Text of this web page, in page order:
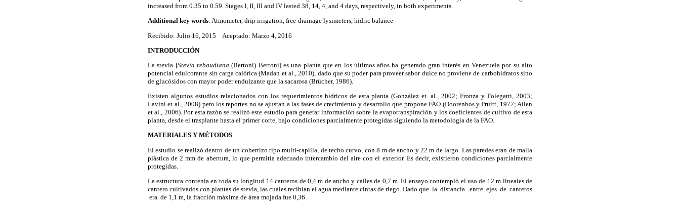
increased from 0.35 to 0.59. Stages I, II, III and IV lasted 38, 14, 4, and 4 days, respectively, in both experiments.
Additional key words: Atmometer, drip irrigation, free-drainage lysimeters, hidric balance
Recibido: Julio 16, 2015 Aceptado: Marzo 4, 2016
INTRODUCCIÓN
La stevia [Stevia rebaudiana (Bertoni) Bertoni] es una planta que en los últimos años ha generado gran interés en Venezuela por su alto
potencial edulcorante sin carga calórica (Madan et al., 2010), dado que su poder para proveer sabor dulce no proviene de carbohidratos sino
de glucósidos con mayor poder endulzante que la sacarosa (Brücher, 1986).
Existen algunos estudios relacionados con los requerimientos hídricos de esta planta (González et. al., 2002; Fronza y Folegatti, 2003;
Lavini et al., 2008) pero los reportes no se ajustan a las fases de crecimiento y desarrollo que propone FAO (Doorenbos y Pruitt, 1977; Allen
et al., 2006). Por esta razón se realizó este estudio para generar información sobre la evapotranspiración y los coeficientes de cultivo de esta
planta, desde el trasplante hasta el primer corte, bajo condiciones parcialmente protegidas siguiendo la metodología de la FAO.
MATERIALES Y MÉTODOS
El estudio se realizó dentro de un cobertizo tipo multi-capilla, de techo curvo, con 8 m de ancho y 22 m de largo. Las paredes eran de malla
plástica de 2 mm de abertura, lo que permitía adecuado intercambio del aire con el exterior. Es decir, existieron condiciones parcialmente
protegidas.
La estructura contenía en toda su longitud 14 canteros de 0,4 m de ancho y calles de 0,7 m. El ensayo contempló el uso de 12 m lineales de
cantero cultivados con plantas de stevia, las cuales recibían el agua mediante cintas de riego. Dado que la distancia entre ejes de canteros
era de 1,1 m, la fracción máxima de área mojada fue 0,36.